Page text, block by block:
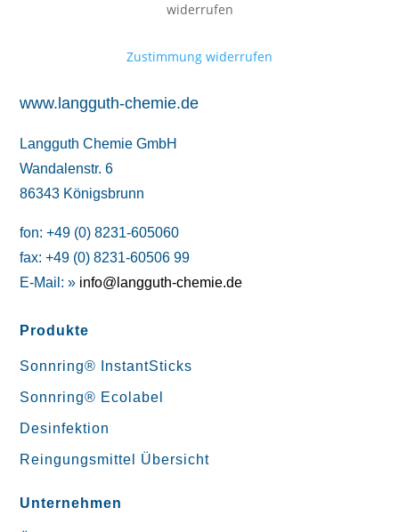
widerrufen
Zustimmung widerrufen
www.langguth-chemie.de
Langguth Chemie GmbH
Wandalenstr. 6
86343 Königsbrunn
fon: +49 (0) 8231-605060
fax: +49 (0) 8231-60506 99
E-Mail: » info@langguth-chemie.de
Produkte
Sonnring® InstantSticks
Sonnring® Ecolabel
Desinfektion
Reingungsmittel Übersicht
Unternehmen